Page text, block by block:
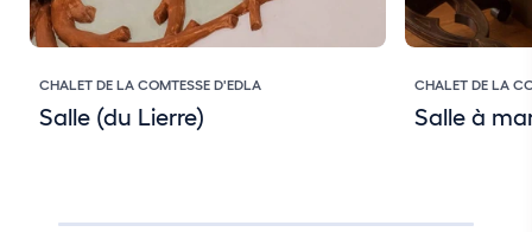
CHALET DE LA COMTESSE D'EDLA
Salle (du Lierre)
CHALET DE LA
Salle à